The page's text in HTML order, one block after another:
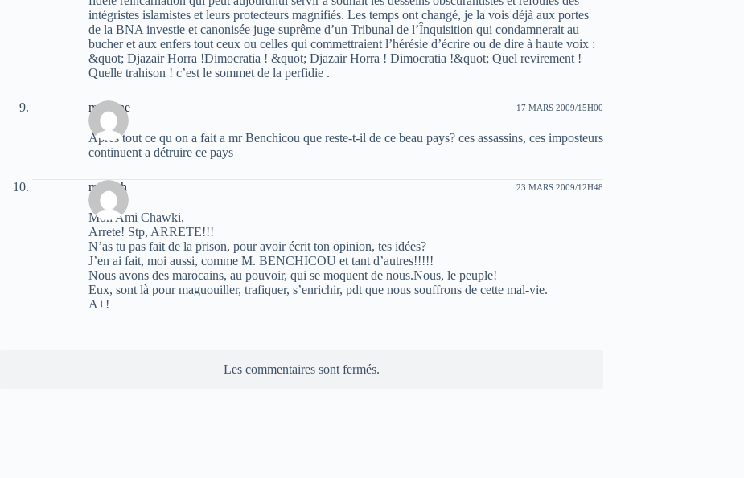
intégristes islamistes et leurs protecteurs magnifiés. Les temps ont changé, je la vois déjà aux portes
de la BNA investie et canonisée juge suprême d’un Tribunal de l’Înquisition qui condamnerait au
bucher et aux enfers tout ceux ou celles qui commettraient l’hérésie d’écrire ou de dire à haute voix :
&quot; Djazair Horra !Dimocratia ! &quot; Djazair Horra ! Dimocratia !&quot; Quel revirement !
Quelle trahison ! c’est le sommet de la perfidie .
meskine 17 MARS 2009/15H00
Aprés tout ce qu on a fait a mr Benchicou que reste-t-il de ce beau pays? ces assassins, ces imposteurs
continuent a détruire ce pays
momoh 23 MARS 2009/12H48
Mon Ami Chawki,
Arrete! Stp, ARRETE!!!
N’as tu pas fait de la prison, pour avoir écrit ton opinion, tes idées?
J’en ai fait, moi aussi, comme M. BENCHICOU et tant d’autres!!!!!
Nous avons des marocains, au pouvoir, qui se moquent de nous.Nous, le peuple!
Eux, sont là pour maguouiller, trafiquer, s’enrichir, pdt que nous souffrons de cette mal-vie.
A+!
Les commentaires sont fermés.